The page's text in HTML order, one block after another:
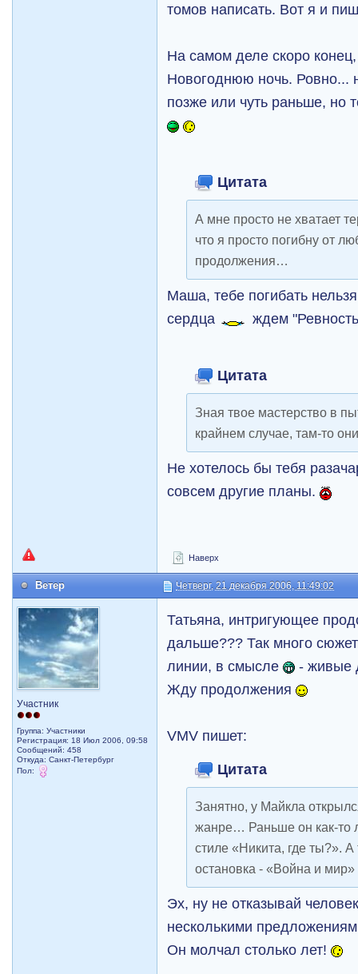
томов написать. Вот я и
На самом деле скоро
Новогоднюю ночь. Ровно...
позже или чуть раньше, но
Цитата
А мне просто не хватает
что я просто погибну от
продолжения…
Маша, тебе погибать
сердца
ждем
Цитата
Зная твое мастерство в
крайнем случае, там-то
Не хотелось бы тебя
совсем другие планы.
Наверх
Ветер Четверг, 21 декабря 2006, 11:49:02
Участник
Группа: Участники
Регистрация: 18 Июл 2006, 09:58
Сообщений: 458
Откуда: Санкт-Петербург
Пол:
Татьяна, интригующее
дальше??? Так много
линии, в смысле
- живые
Жду продолжения
VMV пишет:
Цитата
Занятно, у Майкла
жанре… Раньше он как-то
стиле «Никита, где ты?».
остановка - «Война и
Эх, ну не отказывай
несколькими
Он молчал столько лет!